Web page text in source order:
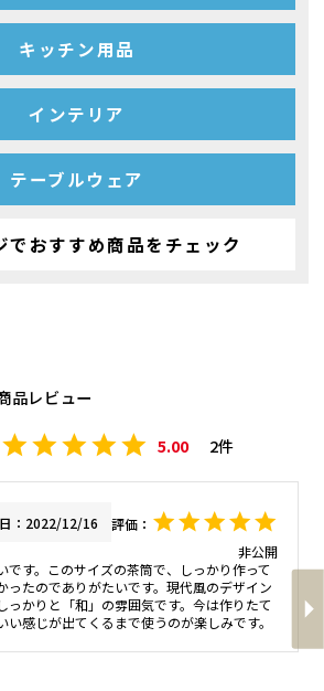
キッチン用品
インテリア
テーブルウェア
でおすすめ商品をチェック
品レビュー
5.00 2
非公開
2022/12/16
です。このサイズの茶筒で、しっかり作って
ったのでありがたいです。現代風のデザイン
っかりと「和」の雰囲気です。今は作りたて